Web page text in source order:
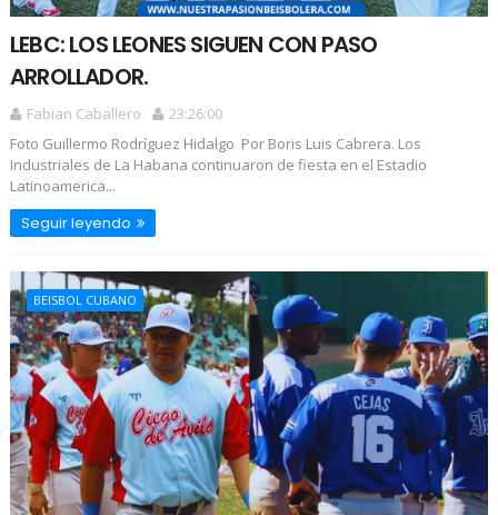
LEBC: LOS LEONES SIGUEN CON PASO
ARROLLADOR.
Fabian Caballero
23:26:00
Foto Guillermo Rodríguez Hidalgo Por Boris Luis Cabrera. Los
Industriales de La Habana continuaron de fiesta en el Estadio
Latinoamerica...
Seguir leyendo
BEISBOL CUBANO